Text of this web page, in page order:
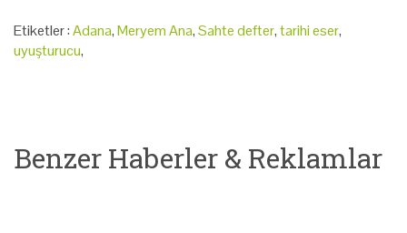
Etiketler :Adana,Meryem Ana,Sahte defter,tarihi eser,
uyuşturucu,
Benzer Haberler & Reklamlar